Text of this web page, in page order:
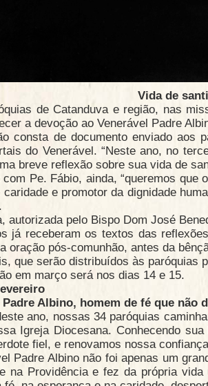
Vida de
de Catanduva e região, nas
a devoção ao Venerável Padre
consta de documento enviado aos
do Venerável. “Neste ano, no
breve reflexão sobre sua vida de
com Pe. Fábio, ainda, “queremos
caridade e promotor da dignidade
autorizada pelo Bispo Dom José
já receberam os textos das
oração pós-comunhão, antes da
que serão distribuídos às paróquias
em março será nos dias 14 e 15.
Padre Albino, homem de fé que não
ano, nossas 34 paróquias
Igreja Diocesana. Conhecendo
fiel, e renovamos nossa
Padre Albino não foi apenas um
na Providência e fez da própria